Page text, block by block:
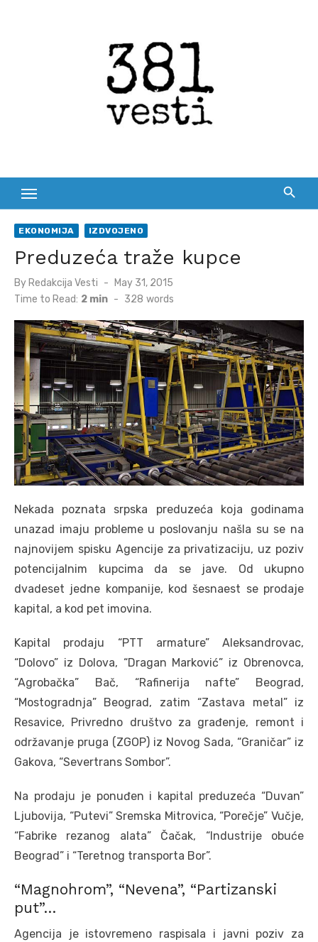
EKONOMIJA IZDVOJENO
Preduzeća traže kupce
By Redakcija Vesti
Posted
May 31, 2015
Time to Read: 2 min - 328 words
Nekada poznata srpska preduzeća koja godinama
unazad imaju probleme u poslovanju našla su se na
najnovijem spisku Agencije za privatizaciju, uz poziv
potencijalnim kupcima da se jave. Od ukupno
dvadeset jedne kompanije, kod šesnaest se prodaje
kapital, a kod pet imovina.
Kapital prodaju “PTT armature” Aleksandrovac,
“Dolovo” iz Dolova, “Dragan Marković” iz Obrenovca,
“Agrobačka” Bač, “Rafinerija nafte” Beograd,
“Mostogradnja” Beograd, zatim “Zastava metal” iz
Resavice, Privredno društvo za građenje, remont i
održavanje pruga (ZGOP) iz Novog Sada, “Graničar” iz
Gakova, “Severtrans Sombor”.
Na prodaju je ponuđen i kapital preduzeća “Duvan”
Ljubovija, “Putevi” Sremska Mitrovica, “Porečje” Vučje,
“Fabrike rezanog alata” Čačak, “Industrije obuće
Beograd” i “Teretnog transporta Bor”.
“Magnohrom”, “Nevena”, “Partizanski
put”…
Agencija je istovremeno raspisala i javni poziv za